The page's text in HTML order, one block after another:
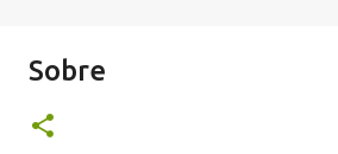
Sobre